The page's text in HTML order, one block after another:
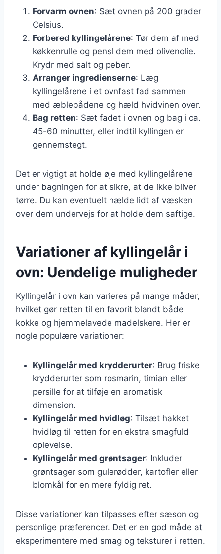
Forvarm ovnen: Sæt ovnen på 200 grader
Celsius.
Forbered kyllingelårene: Tør dem af med
køkkenrulle og pensl dem med olivenolie.
Krydr med salt og peber.
Arranger ingredienserne: Læg
kyllingelårene i et ovnfast fad sammen
med æblebådene og hæld hvidvinen over.
Bag retten: Sæt fadet i ovnen og bag i ca.
45-60 minutter, eller indtil kyllingen er
gennemstegt.
Det er vigtigt at holde øje med kyllingelårene
under bagningen for at sikre, at de ikke bliver
tørre. Du kan eventuelt hælde lidt af væsken
over dem undervejs for at holde dem saftige.
Variationer af kyllingelår i
ovn: Uendelige muligheder
Kyllingelår i ovn kan varieres på mange måder,
hvilket gør retten til en favorit blandt både
kokke og hjemmelavede madelskere. Her er
nogle populære variationer:
Kyllingelår med krydderurter: Brug friske
krydderurter som rosmarin, timian eller
persille for at tilføje en aromatisk
dimension.
Kyllingelår med hvidløg: Tilsæt hakket
hvidløg til retten for en ekstra smagfuld
oplevelse.
Kyllingelår med grøntsager: Inkluder
grøntsager som gulerødder, kartofler eller
blomkål for en mere fyldig ret.
Disse variationer kan tilpasses efter sæson og
personlige præferencer. Det er en god måde at
eksperimentere med smag og teksturer i retten.